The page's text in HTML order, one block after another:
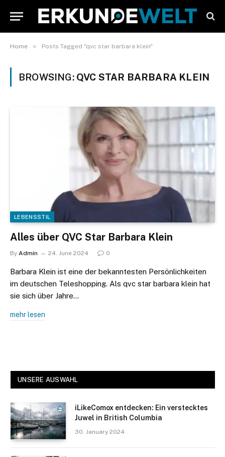
Home » Posts Tagged "qvc star barbara klein"
BROWSING: QVC STAR BARBARA KLEIN
LEBENSSTIL
Alles über QVC Star Barbara Klein
By Admin 24. June 2024 0
Barbara Klein ist eine der bekanntesten Persönlichkeiten
im deutschen Teleshopping. Als qvc star barbara klein hat
sie sich über Jahre…
mehr lesen
UNSERE AUSWAHL
iLikeComox entdecken: Ein verstecktes
Juwel in British Columbia
30. January 2024